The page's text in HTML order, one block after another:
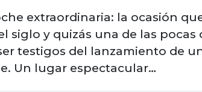
extraordinaria: la ocasión
siglo y quizás una de las
testigos del lanzamiento de
Un lugar espectacular…